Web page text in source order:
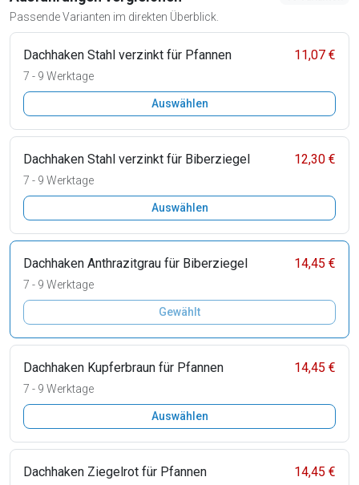
Passende Varianten im direkten Überblick.
Dachhaken Stahl verzinkt für Pfannen 11,07 €
7 - 9 Werktage
Auswählen
Dachhaken Stahl verzinkt für Biberziegel 12,30 €
7 - 9 Werktage
Auswählen
Dachhaken Anthrazitgrau für Biberziegel 14,45 €
7 - 9 Werktage
Gewählt
Dachhaken Kupferbraun für Pfannen 14,45 €
7 - 9 Werktage
Auswählen
Dachhaken Ziegelrot für Pfannen 14,45 €